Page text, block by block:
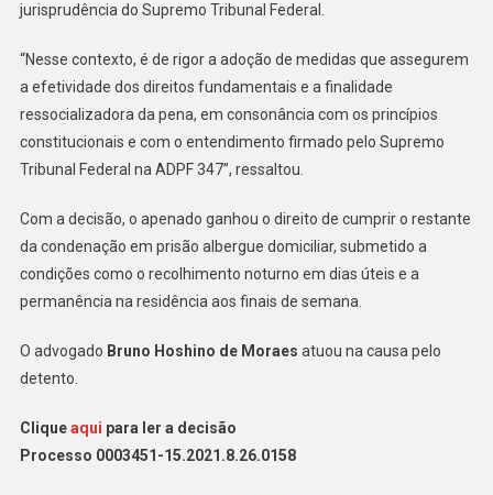
jurisprudência do Supremo Tribunal Federal.
“Nesse contexto, é de rigor a adoção de medidas que assegurem
a efetividade dos direitos fundamentais e a finalidade
ressocializadora da pena, em consonância com os princípios
constitucionais e com o entendimento firmado pelo Supremo
Tribunal Federal na ADPF 347”, ressaltou.
Com a decisão, o apenado ganhou o direito de cumprir o restante
da condenação em prisão albergue domiciliar, submetido a
condições como o recolhimento noturno em dias úteis e a
permanência na residência aos finais de semana.
O advogado Bruno Hoshino de Moraes atuou na causa pelo
detento.
Cliqueaqui para ler a decisão
Processo 0003451-15.2021.8.26.0158